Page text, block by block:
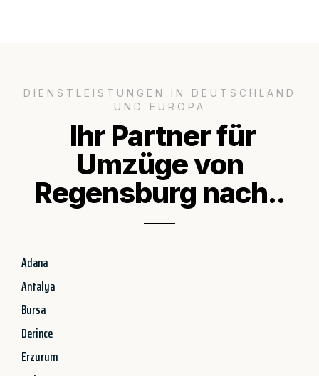
DIENSTLEISTUNGEN IN DEUTSCHLAND
UND EUROPA
Ihr Partner für
Umzüge von
Regensburg nach..
Adana
Antalya
Bursa
Derince
Erzurum